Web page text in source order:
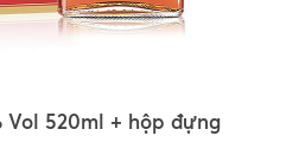
Vol 520ml + hộp đựng